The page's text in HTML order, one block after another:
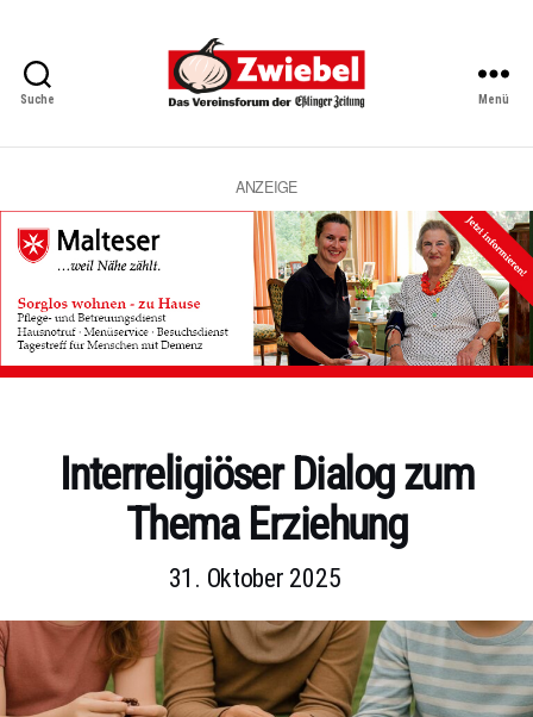
Suche
Vereinsforum
Eßlinger
Zeitung
Menü
ANZEIGE
KategorienInterreligiöser Dialog zum
Thema Erziehung
31. Oktober 2025